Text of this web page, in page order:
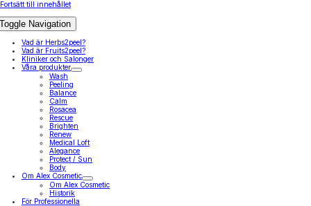
Fortsätt till innehållet
Toggle Navigation
Vad är Herbs2peel?
Vad är Fruits2peel?
Kliniker och Salonger
Våra produkter
Wash
Peeling
Balance
Calm
Rosacea
Rescue
Brighten
Renew
Medical Loft
Alegance
Protect / Sun
Body
Om Alex Cosmetic
Om Alex Cosmetic
Historik
För Professionella